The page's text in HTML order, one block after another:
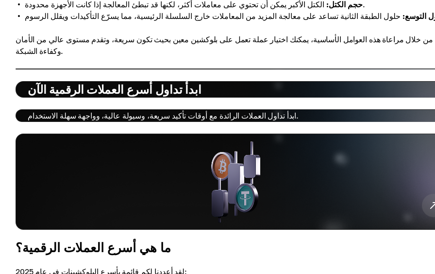
حجم الكتل:الكتل الأكبر يمكن أن تحتوي على معاملات أكثر، لكنها قد تبطئ المعالجة إذا كانت الأجهزة محدودة.
التوسع:
من خلال مراعاة هذه العوامل الأساسية، يمكنك اختيار عملة تعمل على بلوكشين معين بحيث تكون سريعة، وتقدم مستوى عالي من الأمان
وكفاءة الشبكة.
ابدأ تداول أسرع العملات الرقمية الآن
ابدأ تداول العملات الرائدة مع أوقات تأكيد سريعة، وسيولة عالية، وواجهة سهلة الاستخدام.
ما هي أسرع العملات الرقمية؟
لقد أعددنا لكم قائمة بأسرع البلوكشينات في عام 2025: